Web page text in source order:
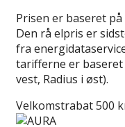
Prisen er baseret
Den rå elpris er
fra
tarifferne er
vest, Radius i øst).
Velkomstrabat 500